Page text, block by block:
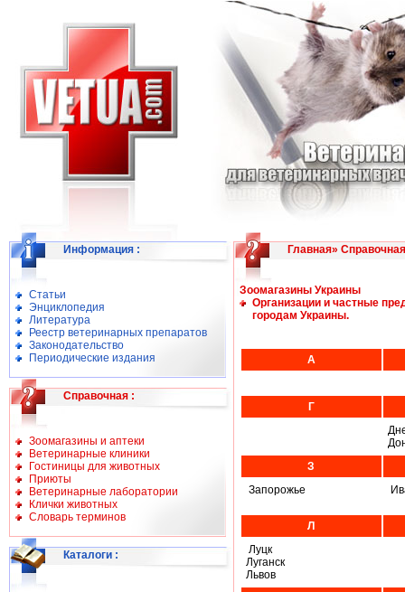
Информация :
Статьи
Энциклопедия
Литература
Реестр ветеринарных препаратов
Законодательство
Периодические издания
Справочная :
Зоомагазины и аптеки
Ветеринарные клиники
Гостиницы для животных
Приюты
Ветеринарные лаборатории
Клички животных
Словарь терминов
Каталоги :
Главная» Справочная
Зоомагазины Украины
Организации и частные
городам Украины.
А
Г
З
Запорожье
Л
Луцк
Луганск
Львов